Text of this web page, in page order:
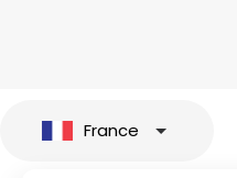
France